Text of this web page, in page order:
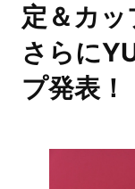
定＆カッ
さらに
プ発表！